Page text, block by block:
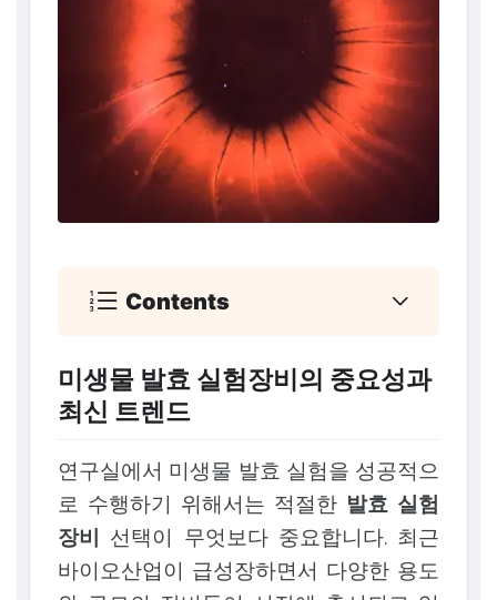
Contents
미생물 발효 실험장비의 중요성과
최신 트렌드
연구실에서 미생물 발효 실험을 성공적으
로 수행하기 위해서는 적절한 발효 실험
장비 선택이 무엇보다 중요합니다. 최근
바이오산업이 급성장하면서 다양한 용도